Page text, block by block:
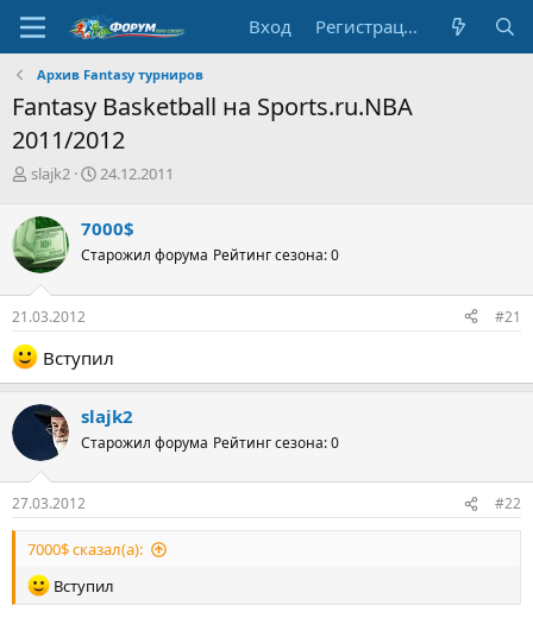
Вход Регистрация
Архив Fantasy турниров
Fantasy Basketball на Sports.ru.NBA
2011/2012
А
т
о
р
т
е
м
ы
slajk2
Д
а
н
ч
а
24.12.2011
7000$
Старожил форума Рейтинг сезона: 0
21.03.2012 #21
Вступил
slajk2
Старожил форума Рейтинг сезона: 0
27.03.2012 #22
7000$ сказал(а):
Вступил